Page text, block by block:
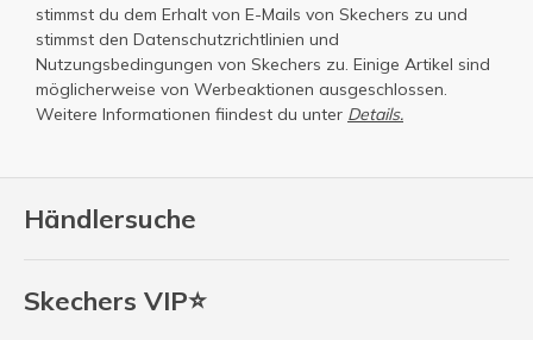
Händlersuche
Skechers VIP⭐
stimmst du dem Erhalt von E-Mails von Skechers zu und
stimmst den Datenschutzrichtlinien und
Nutzungsbedingungen von Skechers zu. Einige Artikel sind
möglicherweise von Werbeaktionen ausgeschlossen.
Weitere Informationen fiindest du unter Details.